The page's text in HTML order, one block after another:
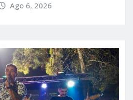
Ago 6, 2026